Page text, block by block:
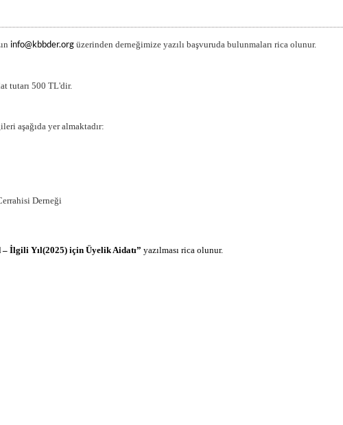
info@kbbder.org üzerinden derneğimize yazılı başvuruda bulunmaları rica olunur.
tutarı 500 TL'dir.
aşağıda yer almaktadır:
Derneği
– İlgili Yıl(2025) için Üyelik Aidatı” yazılması rica olunur.